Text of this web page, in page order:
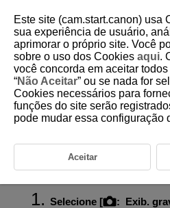
D388-103
Visualização de
Ampliada
ampliada, que permite verificar a
visualização ampliada não afeta os
Selecione [ : Exib.
Este site (cam.start.canon) usa
sua experiência de usuário,
aprimorar o próprio site. Você
sobre o uso dos Cookies aqui.
você concorda em aceitar
“Não Aceitar” ou se nada for
Cookies necessários para
funções do site serão
pode mudar essa configuração
Aceitar